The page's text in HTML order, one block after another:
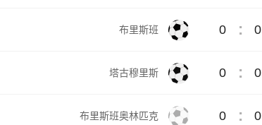
布里斯班 0 : 0
塔古穆里斯 0 : 0
布里斯班奥林匹克 0 : 0